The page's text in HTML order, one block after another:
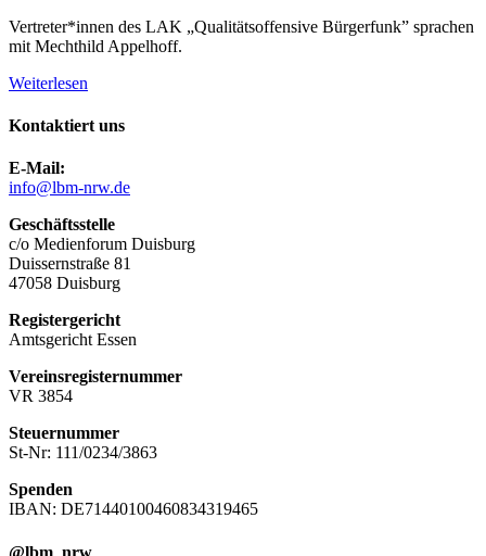
Vertreter*innen des LAK „Qualitätsoffensive Bürgerfunk” sprachen
mit Mechthild Appelhoff.
Weiterlesen
Kontaktiert uns
E-Mail:
info@lbm-nrw.de
Geschäftsstelle
c/o Medienforum Duisburg
Duissernstraße 81
47058 Duisburg
Registergericht
Amtsgericht Essen
Vereinsregisternummer
VR 3854
Steuernummer
St-Nr: 111/0234/3863
Spenden
IBAN: DE71440100460834319465
@lbm_nrw